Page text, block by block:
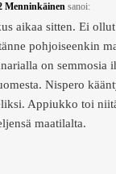
Menninkäinen sanoi:
aikaa sitten. Ei
pohjoiseenkin
on semmosia
Nispero
Appiukko toi
maatilalta.